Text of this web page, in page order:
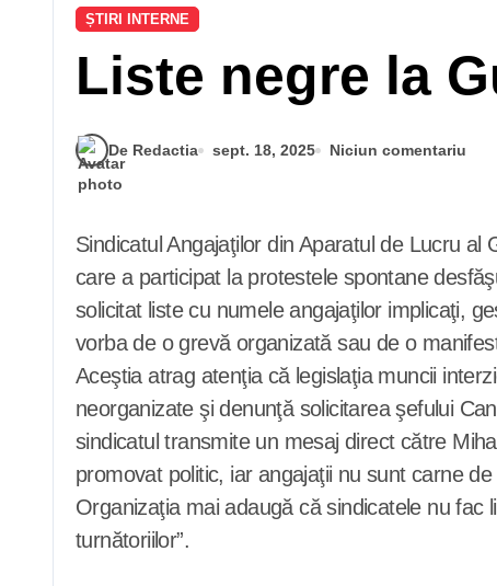
ȘTIRI INTERNE
Liste negre la
De Redactia sept. 18, 2025 Niciun comentariu
Sindicatul Angajaţilor din Aparatul de Lucru al Guvernului îl acuză pe şeful Cancelariei prim-ministrului, Mihai Jurca, de intimidarea personalului
care a participat la protestele spontane
solicitat liste cu numele angajaţilor implicaţi,
vorba de o grevă organizată sau de o
Aceştia atrag atenţia că legislaţia muncii
neorganizate şi denunţă solicitarea şefului
sindicatul transmite un mesaj direct către
promovat politic, iar angajaţii nu sunt carne
Organizaţia mai adaugă că sindicatele nu fac
turnătoriilor”.